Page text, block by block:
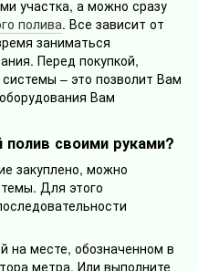
участка, а можно сразу
полива. Все зависит от
заниматься
Перед покупкой,
– это позволит Вам
Вам
полив своими руками?
закуплено, можно
Для этого
на месте, обозначенном в
метра. Или выполните